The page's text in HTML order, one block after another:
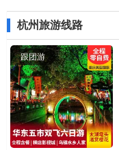
杭州旅游线路
跟团游